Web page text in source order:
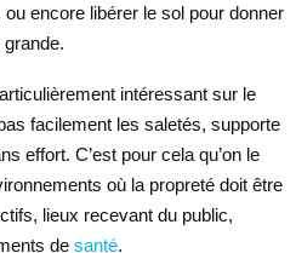
encore libérer le sol pour donner
grande.
intéressant sur le
facilement les saletés, supporte
effort. C’est pour cela qu’on le
où la propreté doit être
lieux recevant du public,
de santé.